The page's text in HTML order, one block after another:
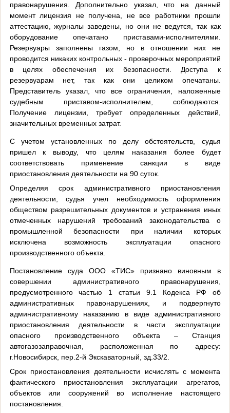
правонарушения. Дополнительно указал, что на данный
момент лицензия не получена, не все работники прошли
аттестацию, журналы заведены, но они не ведутся, так как
оборудование опечатано приставами-исполнителями.
Резервуары заполнены газом, но в отношении них не
проводится никаких контрольных - проверочных мероприятий
в целях обеспечения их безопасности. Доступа к
резервуарам нет, так как они целиком опечатаны.
Представитель указал, что все ограничения, наложенные
судебным приставом-исполнителем, соблюдаются.
Получение лицензии, требует определенных действий,
значительных временных затрат.
С учетом установленных по делу обстоятельств, судья
пришел к выводу, что целям наказания более будет
соответствовать применение санкции в виде
приостановления деятельности на 90 суток.
Определяя срок административного приостановления
деятельности, судья учел необходимость оформления
обществом разрешительных документов и устранения иных
отмеченных нарушений требований законодательства о
промышленной безопасности при наличии которых
исключена возможность эксплуатации опасного
производственного объекта.
Постановление суда ООО «ТИС» признано виновным в
совершении административного правонарушения,
предусмотренного частью 1 статьи 9.1 Кодекса РФ об
административных правонарушениях, и подвергнуто
административному наказанию в виде административного
приостановления деятельности в части эксплуатации
опасного производственного объекта – Станция
автогазозаправочная, расположенная по адресу:
г.Новосибирск, пер.2-й Экскаваторный, зд.33/2.
Срок приостановления деятельности исчислять с момента
фактического приостановления эксплуатации агрегатов,
объектов или сооружений во исполнение настоящего
постановления.